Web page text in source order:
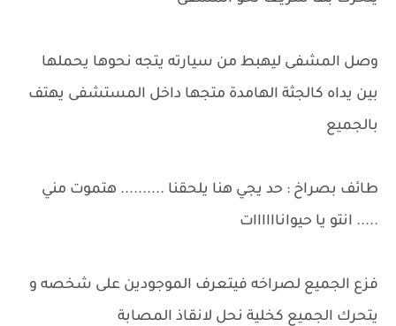
وصل المشفى ليهبط من سيارته يتجه نحوها يحملها
بين يداه كالجثة الهامدة متجها داخل المستشفى يهتف
بالجميع
طائف بصراخ : حد يجي هنا يلحقنا .......... هتموت مني
..... انتو يا حيواناااااات
فزع الجميع لصراخه فيتعرف الموجودين على شخصه و
يتحرك الجميع كخلية نحل لانقاذ المصابة